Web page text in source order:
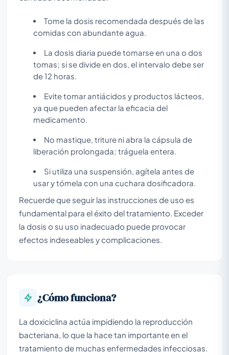
Tome la dosis recomendada después de las
comidas con abundante agua.
La dosis diaria puede tomarse en una o dos
tomas; si se divide en dos, el intervalo debe ser
de 12 horas.
Evite tomar antiácidos y productos lácteos,
ya que pueden afectar la eficacia del
medicamento.
No mastique, triture ni abra la cápsula de
liberación prolongada; tráguela entera.
Si utiliza una suspensión, agítela antes de
usar y tómela con una cuchara dosificadora.
Recuerde que seguir las instrucciones de uso es
fundamental para el éxito del tratamiento. Exceder
la dosis o su uso inadecuado puede provocar
efectos indeseables y complicaciones.
¿Cómo funciona?
La doxiciclina actúa impidiendo la reproducción
bacteriana, lo que la hace tan importante en el
tratamiento de muchas enfermedades infecciosas.